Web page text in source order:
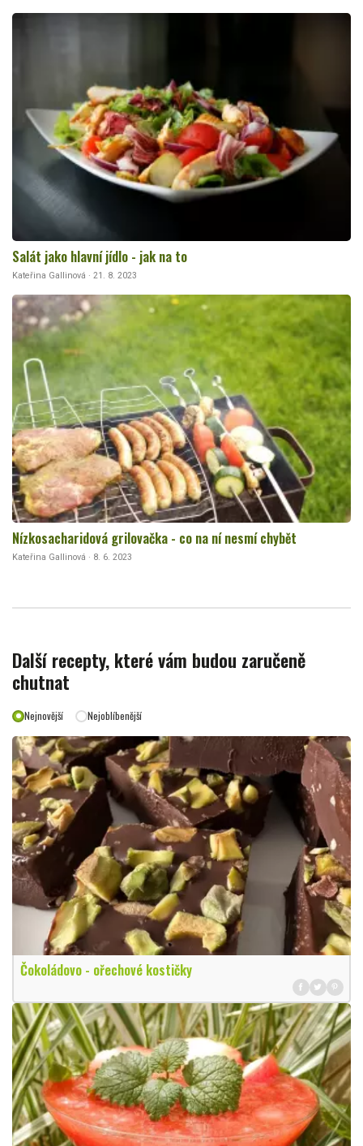
Salát jako hlavní jídlo - jak na to
Kateřina Gallinová · 21. 8. 2023
Nízkosacharidová grilovačka - co na ní nesmí chybět
Kateřina Gallinová · 8. 6. 2023
Další recepty, které vám budou zaručeně
chutnat
Nejnovější Nejoblíbenější
Čokoládovo - ořechové kostičky